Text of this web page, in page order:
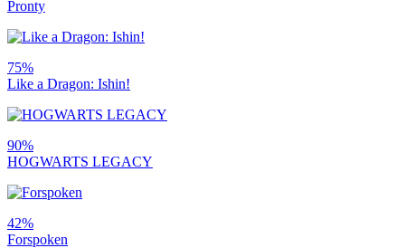
Pronty
75%
Like a Dragon: Ishin!
90%
HOGWARTS LEGACY
42%
Forspoken